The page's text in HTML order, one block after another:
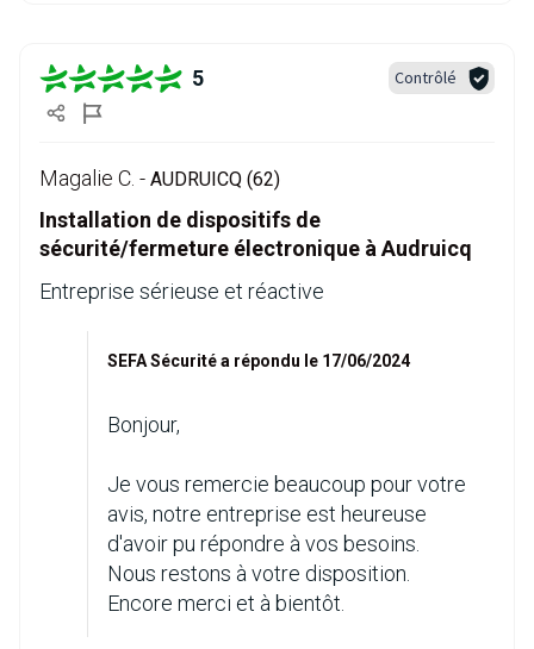
5 Contrôlé
Magalie C. - AUDRUICQ (62)
Installation de dispositifs de
sécurité/fermeture électronique à Audruicq
Entreprise sérieuse et réactive
SEFA Sécurité a répondu le 17/06/2024
Bonjour,
Je vous remercie beaucoup pour votre
avis, notre entreprise est heureuse
d'avoir pu répondre à vos besoins.
Nous restons à votre disposition.
Encore merci et à bientôt.